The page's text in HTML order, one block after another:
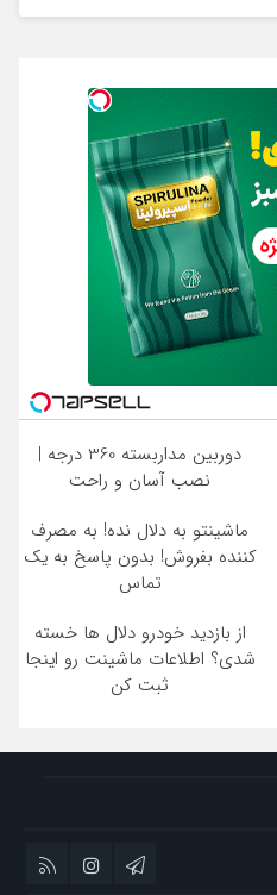
دوربین مداربسته 360 درجه |
نصب آسان و راحت
ماشینتو به دلال نده! به مصرف
کننده بفروش! بدون پاسخ به یک
تماس
از بازدید خودرو دلال ها خسته
شدی؟ اطلاعات ماشینت رو اینجا
ثبت کن